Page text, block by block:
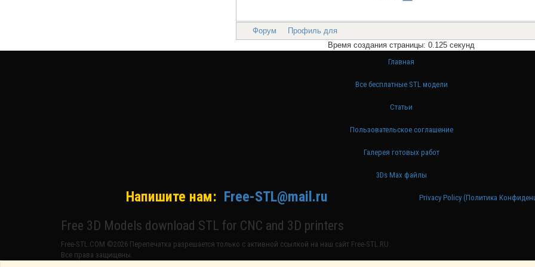
Форум
Профиль для
Время создания страницы: 0.125 секунд
Главная
Все бесплатные STL модели
Статьи
Пользовательское соглашение
Галерея готовых работ
3Ds Max файлы
Напишите нам: Free-STL@mail.ru
Free 3D Models download STL for CNC and 3D printers
Free-STL.COM ©2026 Перепечатка разрешается только с активной ссылкой на наш сайт Free-STL.RU.
Все права защищены.
Privacy Policy (Политика